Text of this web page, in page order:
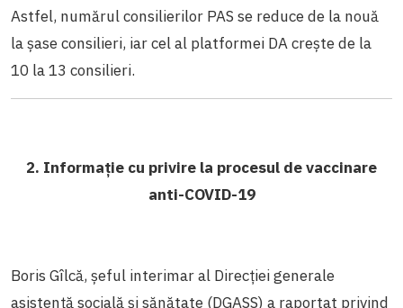
Astfel, numărul consilierilor PAS se reduce de la nouă
la șase consilieri, iar cel al platformei DA crește de la
10 la 13 consilieri.
2. Informație cu privire la procesul de vaccinare
anti-COVID-19
Boris Gîlcă, șeful interimar al Direcției generale
asistență socială și sănătate (DGASS) a raportat privind